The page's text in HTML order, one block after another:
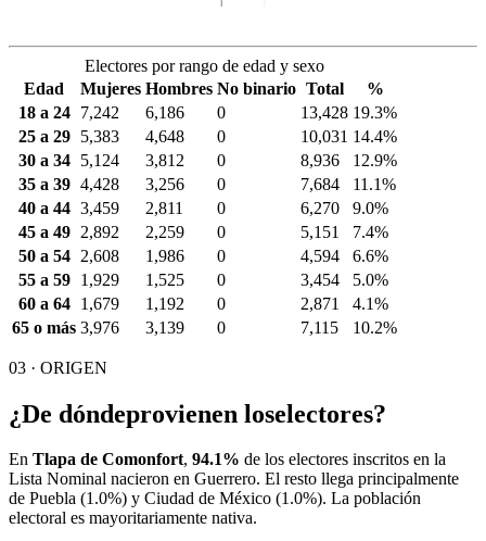
Electores por rango de edad y sexo
Edad
Mujeres Hombres No binario Total
%
18 a 24
7,242 6,186 0 13,428 19.3%
25 a 29
5,383 4,648 0 10,031 14.4%
30 a 34
5,124 3,812 0 8,936
12.9%
35 a 39 4,428 3,256 0 7,684
11.1%
40 a 44 3,459 2,811 0 6,270
9.0%
45 a 49
2,892 2,259 0 5,151
7.4%
50 a 54
2,608 1,986 0 4,594
6.6%
55 a 59
1,929 1,525 0 3,454
5.0%
60 a 64
1,679 1,192 0 2,871
4.1%
65 o más 3,976 3,139 0 7,115 10.2%
03 · ORIGEN
¿De dóndeprovienen loselectores?
En Tlapa de Comonfort, 94.1% de los electores inscritos en la
Lista Nominal nacieron en Guerrero. El resto llega principalmente
de Puebla (1.0%) y Ciudad de México (1.0%). La población
electoral es mayoritariamente nativa.